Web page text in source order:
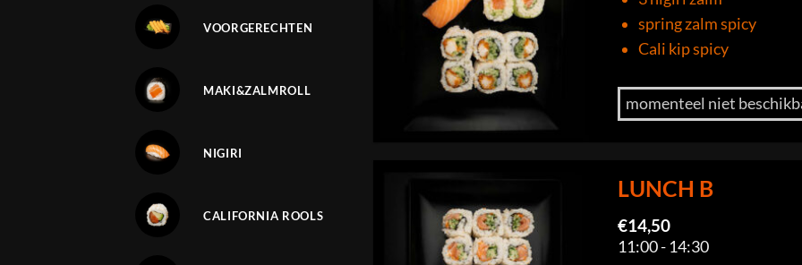
VOORGERECHTEN
MAKI&ZALMROLL
NIGIRI
CALIFORNIA ROOLS
spring zalm spicy
Cali kip spicy
momenteel niet
LUNCH B
€14,50
11:00 - 14:30